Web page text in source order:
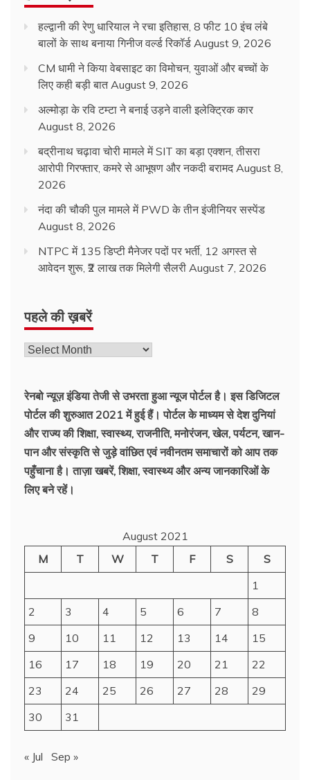
हल्द्वानी की रेणु धारियाल ने रचा इतिहास, 8 फीट 10 इंच लंबे
बालों के साथ बनाया गिनीज वर्ल्ड रिकॉर्ड August 9, 2026
CM धामी ने किया वेबसाइट का विमोचन, युवाओं और बच्चों के
लिए कही बड़ी बात August 9, 2026
अल्मोड़ा के रवि टम्टा ने बनाई उड़ने वाली इलेक्ट्रिक कार
August 8, 2026
बद्रीनाथ चढ़ावा चोरी मामले में SIT का बड़ा एक्शन, तीसरा
आरोपी गिरफ्तार, कमरे से आभूषण और नकदी बरामद August 8,
2026
नंदा की चौकी पुल मामले में PWD के तीन इंजीनियर सस्पेंड
August 8, 2026
NTPC में 135 डिप्टी मैनेजर पदों पर भर्ती, 12 अगस्त से
आवेदन शुरू, ₹2 लाख तक मिलेगी सैलरी August 7, 2026
पहले की ख़बरें
रेनबो न्यूज़ इंडिया तेजी से उभरता हुआ न्‍यूज पोर्टल है। इस डिजिटल
पोर्टल की शुरुआत 2021 में हुई हैं। पोर्टल के माध्यम से देश दुनियां
और राज्य की शिक्षा, स्वास्थ्य, राजनीति, मनोरंजन, खेल, पर्यटन, खान-
पान और संस्कृति से जुड़े वांछित एवं नवीनतम समाचारों को आप तक
पहुँचाना है। ताज़ा खबरें, शिक्षा, स्वास्थ्य और अन्य जानकारिओं के
लिए बने रहें।
August 2021
M
T W T F S
S
1
2
3 4 5 6 7
8
9
10 11 12 13 14
15
16
17 18 19 20 21
22
23
24 25 26 27 28
29
30
31
« Jul Sep »